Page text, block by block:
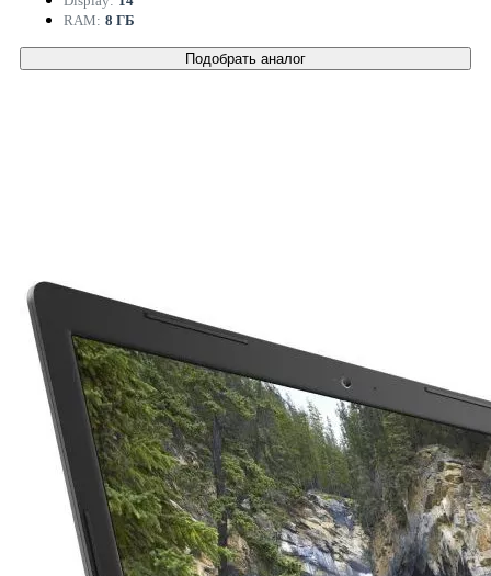
RAM: 8 ГБ
Подобрать аналог